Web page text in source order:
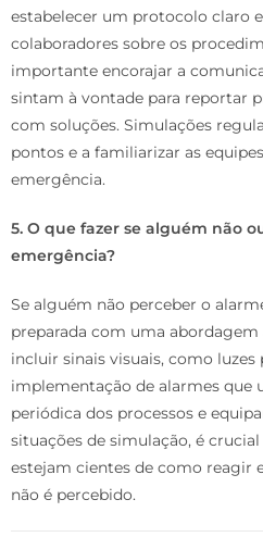
estabelecer um protocolo claro
colaboradores sobre os
importante encorajar a
sintam à vontade para reportar
com soluções. Simulações
pontos e a familiarizar as
emergência.
5. O que fazer se alguém não
emergência?
Se alguém não perceber o
preparada com uma abordagem
incluir sinais visuais, como
implementação de alarmes que
periódica dos processos e
situações de simulação, é
estejam cientes de como reagir
não é percebido.